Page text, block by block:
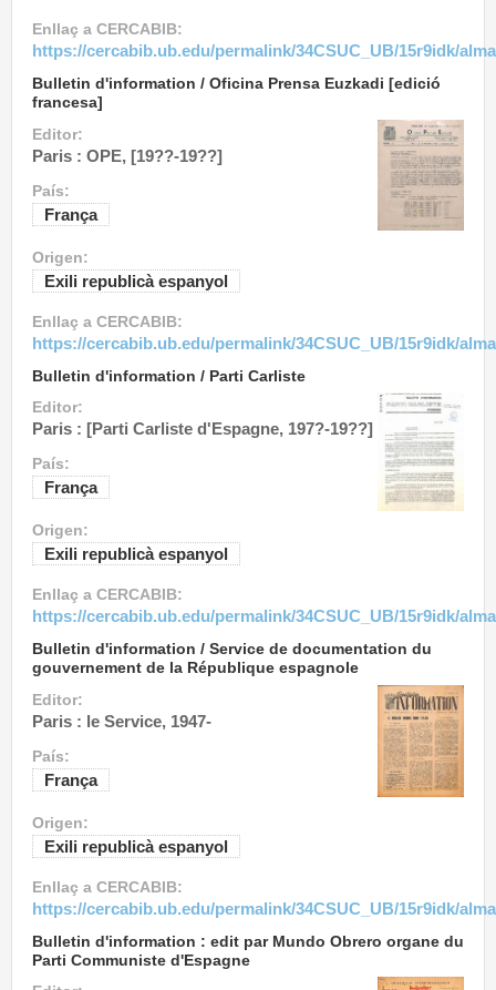
Enllaç a CERCABIB:
https://cercabib.ub.edu/permalink/34CSUC_UB/15r9idk/
Bulletin d'information / Oficina Prensa Euzkadi [edició
francesa]
Editor:
Paris : OPE, [19??-19??]
País:
França
Origen:
Exili republicà espanyol
Enllaç a CERCABIB:
https://cercabib.ub.edu/permalink/34CSUC_UB/15r9idk/
Bulletin d'information / Parti Carliste
Editor:
Paris : [Parti Carliste d'Espagne, 197?-19??]
País:
França
Origen:
Exili republicà espanyol
Enllaç a CERCABIB:
https://cercabib.ub.edu/permalink/34CSUC_UB/15r9idk/
Bulletin d'information / Service de documentation du
gouvernement de la République espagnole
Editor:
Paris : le Service, 1947-
País:
França
Origen:
Exili republicà espanyol
Enllaç a CERCABIB:
https://cercabib.ub.edu/permalink/34CSUC_UB/15r9idk/
Bulletin d'information : edit par Mundo Obrero organe du
Parti Communiste d'Espagne